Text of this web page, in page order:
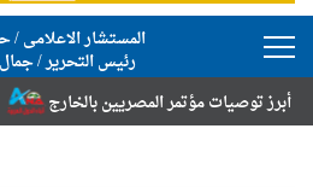
المستشار الاعلامى
رئيس التحرير /
وزيرة
مؤتمر المصريين بالخارج